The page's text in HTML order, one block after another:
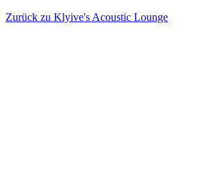
Zurück zu Klyive's Acoustic Lounge